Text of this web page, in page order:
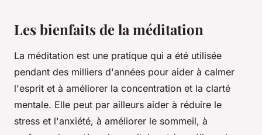
Les bienfaits de la méditation
La méditation est une pratique qui a été utilisée
pendant des milliers d'années pour aider à calmer
l'esprit et à améliorer la concentration et la clarté
mentale. Elle peut par ailleurs aider à réduire le
stress et l'anxiété, à améliorer le sommeil, à